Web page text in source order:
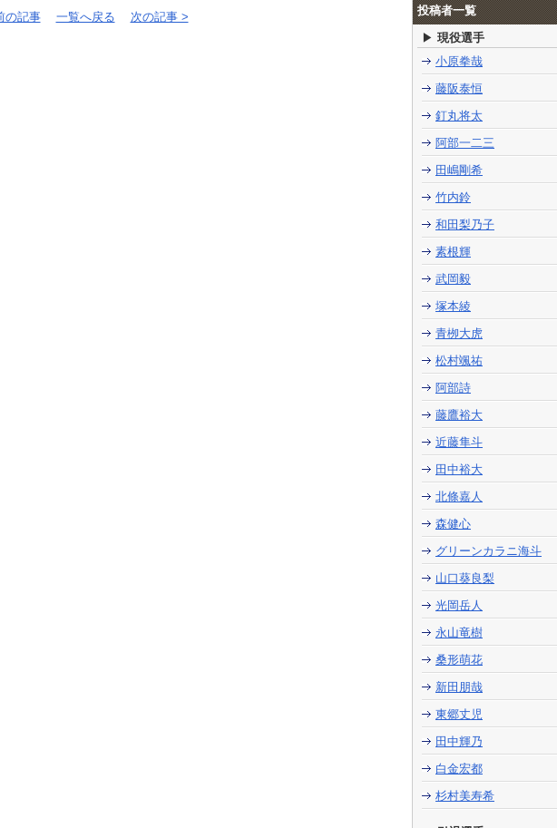
の記事 一覧へ戻る 次の記事 >
投稿者一覧
現役選手
小原拳哉
藤阪泰恒
釘丸将太
阿部一二三
田嶋剛希
竹内鈴
和田梨乃子
素根輝
武岡毅
塚本綾
青栁大虎
松村颯祐
阿部詩
藤鷹裕大
近藤隼斗
田中裕大
北條嘉人
森健心
グリーンカラニ海斗
山口葵良梨
光岡岳人
永山竜樹
桑形萌花
新田朋哉
東郷丈児
田中輝乃
白金宏都
杉村美寿希